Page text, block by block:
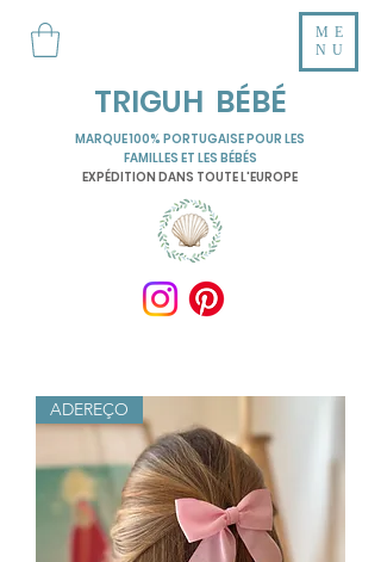
TRIGUH BÉBÉ
ME
NU
MARQUE 100% PORTUGAISE POUR LES
FAMILLES ET LES BÉBÉS
EXPÉDITION DANS TOUTE L'EUROPE
ADEREÇO